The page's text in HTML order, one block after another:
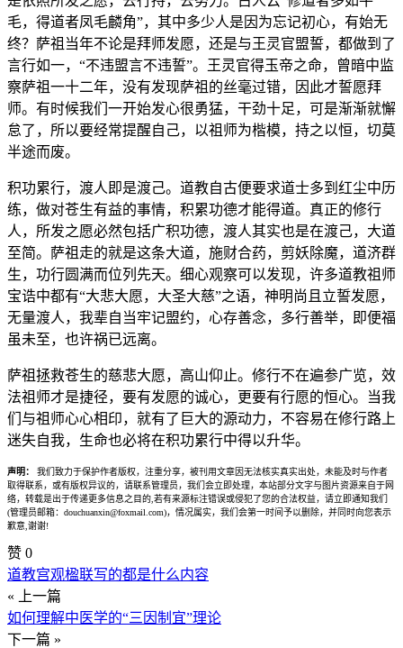
毛，得道者凤毛麟角”，其中多少人是因为忘记初心，有始无
终？萨祖当年不论是拜师发愿，还是与王灵官盟誓，都做到了
言行如一，“不违盟言不违誓”。王灵官得玉帝之命，曾暗中监
察萨祖一十二年，没有发现萨祖的丝毫过错，因此才誓愿拜
师。有时候我们一开始发心很勇猛，干劲十足，可是渐渐就懈
怠了，所以要经常提醒自己，以祖师为楷模，持之以恒，切莫
半途而废。
积功累行，渡人即是渡己。道教自古便要求道士多到红尘中历
练，做对苍生有益的事情，积累功德才能得道。真正的修行
人，所发之愿必然包括广积功德，渡人其实也是在渡己，大道
至简。萨祖走的就是这条大道，施财合药，剪妖除魔，道济群
生，功行圆满而位列先天。细心观察可以发现，许多道教祖师
宝诰中都有“大悲大愿，大圣大慈”之语，神明尚且立誓发愿，
无量渡人，我辈自当牢记盟约，心存善念，多行善举，即便福
虽未至，也许祸已远离。
萨祖拯救苍生的慈悲大愿，高山仰止。修行不在遍参广览，效
法祖师才是捷径，要有发愿的诚心，更要有行愿的恒心。当我
们与祖师心心相印，就有了巨大的源动力，不容易在修行路上
迷失自我，生命也必将在积功累行中得以升华。
声明：
我们致力于保护作者版权，注重分享，被刊用文章因无法核实真实出处，未能及时与作者
取得联系，或有版权异议的，请联系管理员，我们会立即处理，本站部分文字与图片资源来自于网
络，转载是出于传递更多信息之目的,若有来源标注错误或侵犯了您的合法权益，请立即通知我们
(管理员邮箱：douchuanxin@foxmail.com)，情况属实，我们会第一时间予以删除，并同时向您表示
歉意,谢谢!
赞 0
道教宫观楹联写的都是什么内容
« 上一篇
如何理解中医学的“三因制宜”理论
下一篇 »